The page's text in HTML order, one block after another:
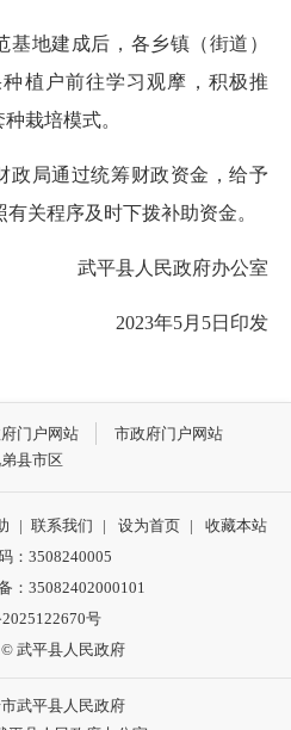
地建成后，各乡镇（街道）
植户前往学习观摩，积极推
栽培模式。
局通过统筹财政资金，给予
关程序及时下拨补助资金。
武平县人民政府办公室
2023年5月5日印发
门户网站
市政府门户网站
弟县市区
| 联系我们 | 设为首页 |
收藏本站
：3508240005
：35082402000101
号
武平县人民政府
武平县人民政府